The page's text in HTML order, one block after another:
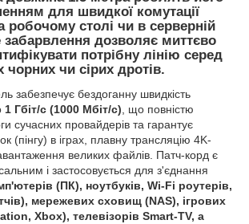
для швидкої комутації
робочому столі чи в серверній
дозволяє миттєво
потрібну лінію серед
чорних чи сірих дротів.
забезпечує бездоганну швидкість
1 Гбіт/с (1000 Мбіт/с), що повністю
сучасних провайдерів та гарантує
(пінгу) в іграх, плавну трансляцію 4K-
великих файлів. Патч-корд є
і застосовується для з'єднання
(ПК), ноутбуків, Wi-Fi роутерів,
мережевих сховищ (NAS), ігрових
Xbox), телевізорів Smart-TV, а